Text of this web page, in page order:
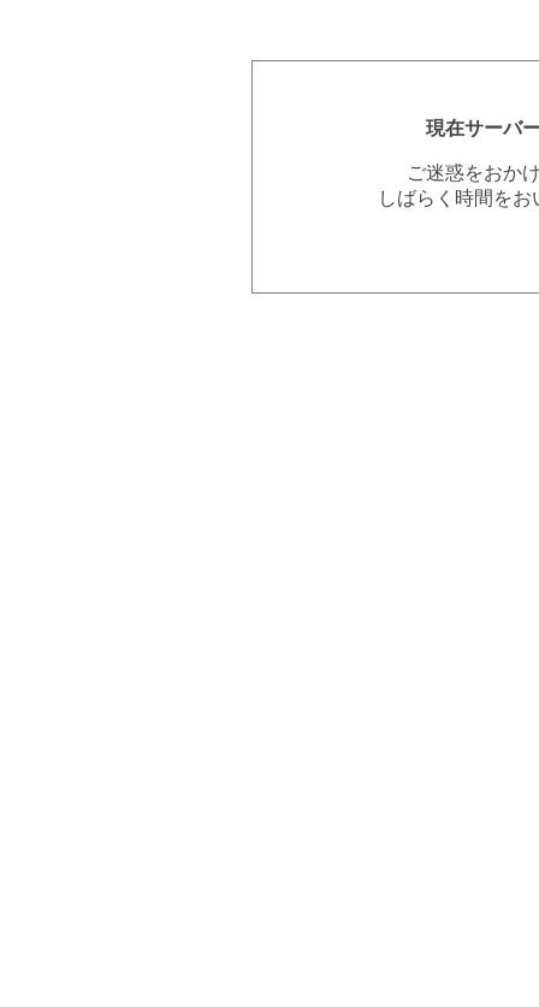
現在サーバ
ご迷惑をおか
しばらく時間を